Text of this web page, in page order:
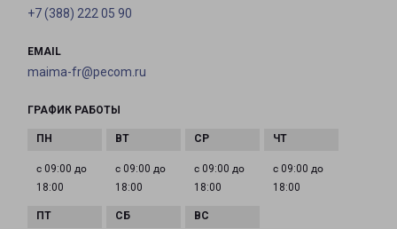
+7 (388) 222 05 90
EMAIL
maima-fr@pecom.ru
ГРАФИК РАБОТЫ
с 09:00 до
18:00
с 09:00 до
18:00
с 09:00 до
18:00
с 09:00 до
18:00